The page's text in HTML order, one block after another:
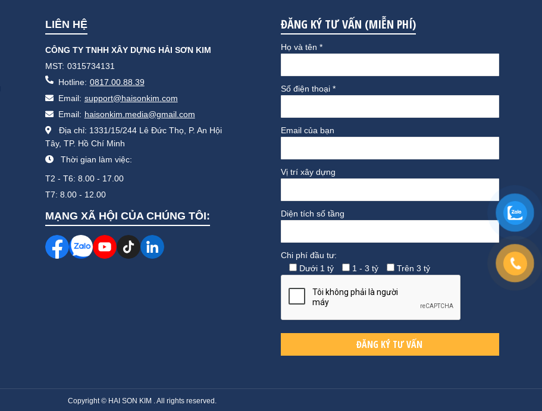
LIÊN HỆ
CÔNG TY TNHH XÂY DỰNG HẢI SƠN KIM
MST: 0315734131
Hotline: 0817.00.88.39
Email: support@haisonkim.com
Email: haisonkim.media@gmail.com
Địa chỉ: 1331/15/244 Lê Đức Thọ, P. An Hội
Tây, TP. Hồ Chí Minh
Thời gian làm việc:
T2 - T6: 8.00 - 17.00
T7: 8.00 - 12.00
MẠNG XÃ HỘI CỦA CHÚNG TÔI:
ĐĂNG KÝ TƯ VẤN (MIỄN PHÍ)
Họ và tên *
Số điện thoại *
Email của bạn
Vị trí xây dựng
Diện tích số tầng
Chi phí đầu tư:
Dưới 1 tỷ
1 - 3 tỷ Trên 3 tỷ
Copyright © HAI SON KIM . All rights reserved.